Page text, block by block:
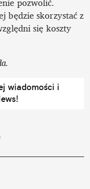
będzie skorzystać z
się koszty
wiadomości i